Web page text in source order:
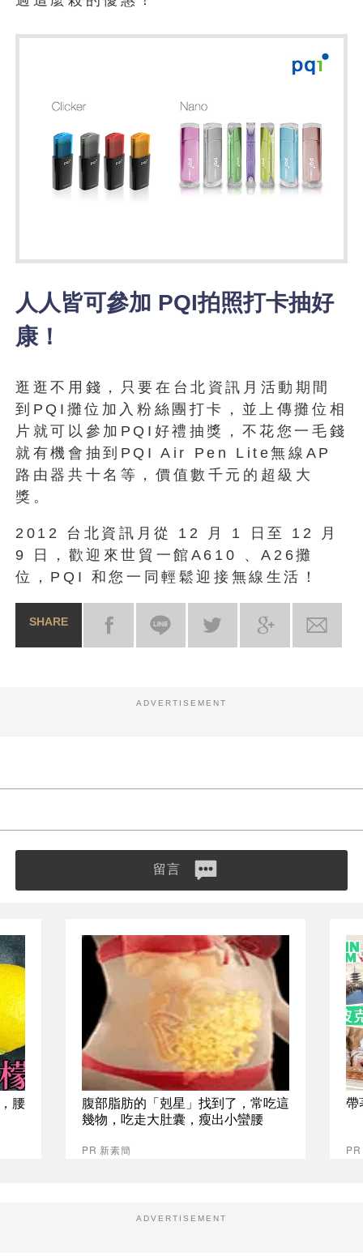
人人皆可參加 PQI拍照打卡抽好
康！
逛逛不用錢，只要在台北資訊月活動期間
到PQI攤位加入粉絲團打卡，並上傳攤位相
片就可以參加PQI好禮抽獎，不花您一毛錢
就有機會抽到PQI Air Pen Lite無線AP
路由器共十名等，價值數千元的超級大
獎。
2012 台北資訊月從 12 月 1 日至 12 月
9 日，歡迎來世貿一館A610 、A26攤
位，PQI 和您一同輕鬆迎接無線生活！
SHARE
ADVERTISEMENT
留言
腰
腹部脂肪的「剋星」找到了，常吃這
幾物，吃走大肚囊，瘦出小蠻腰
PR 新素簡
帶
ADVERTISEMENT